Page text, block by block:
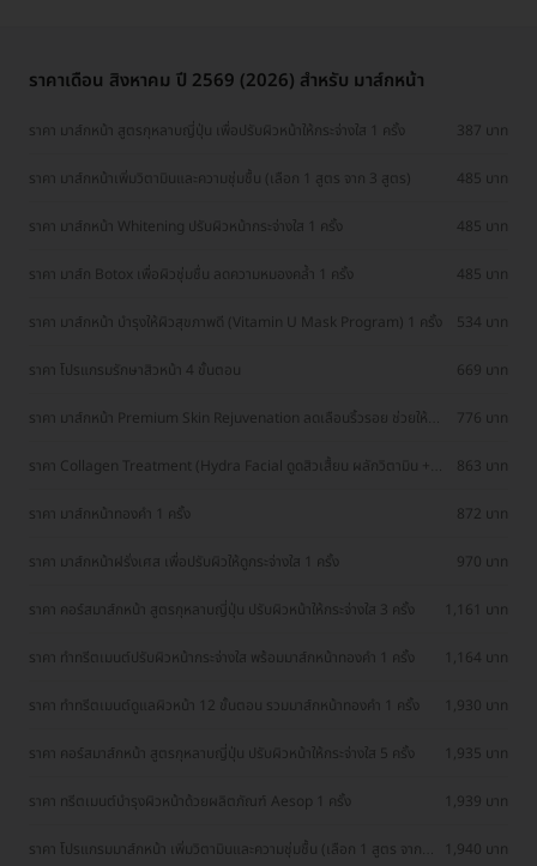
ราคาเดือน สิงหาคม ปี 2569 (2026) สำหรับ มาส์กหน้า
ราคา มาส์กหน้า สูตรกุหลาบญี่ปุ่น เพื่อปรับผิวหน้าให้กระจ่างใส 1 ครั้ง 387 บาท
ราคา มาส์กหน้าเพิ่มวิตามินและความชุ่มชื้น (เลือก 1 สูตร จาก 3 สูตร) 485 บาท
ราคา มาส์กหน้า Whitening ปรับผิวหน้ากระจ่างใส 1 ครั้ง 485 บาท
ราคา มาส์ก Botox เพื่อผิวชุ่มชื่น ลดความหมองคล้ำ 1 ครั้ง 485 บาท
ราคา มาส์กหน้า บำรุงให้ผิวสุขภาพดี (Vitamin U Mask Program) 1 ครั้ง 534 บาท
ราคา โปรแกรมรักษาสิวหน้า 4 ขั้นตอน 669 บาท
ราคา มาส์กหน้า Premium Skin Rejuvenation ลดเลือนริ้วรอย ช่วยให้ผิว
776 บาท
ราคา Collagen Treatment (Hydra Facial ดูดสิวเสื้ยน ผลักวิตามิน +
863 บาท
ราคา มาส์กหน้าทองคำ 1 ครั้ง 872 บาท
ราคา มาส์กหน้าฝรั่งเศส เพื่อปรับผิวให้ดูกระจ่างใส 1 ครั้ง 970 บาท
ราคา คอร์สมาส์กหน้า สูตรกุหลาบญี่ปุ่น ปรับผิวหน้าให้กระจ่างใส 3 ครั้ง 1,161 บาท
ราคา ทำทรีตเมนต์ปรับผิวหน้ากระจ่างใส พร้อมมาส์กหน้าทองคำ 1 ครั้ง 1,164 บาท
ราคา ทำทรีตเมนต์ดูแลผิวหน้า 12 ขั้นตอน รวมมาส์กหน้าทองคำ 1 ครั้ง 1,930 บาท
ราคา คอร์สมาส์กหน้า สูตรกุหลาบญี่ปุ่น ปรับผิวหน้าให้กระจ่างใส 5 ครั้ง 1,935 บาท
ราคา ทรีตเมนต์บำรุงผิวหน้าด้วยผลิตภัณฑ์ Aesop 1 ครั้ง 1,939 บาท
ราคา โปรแกรมมาส์กหน้า เพิ่มวิตามินและความชุ่มชื้น (เลือก 1 สูตร จาก 3
1,940 บาท